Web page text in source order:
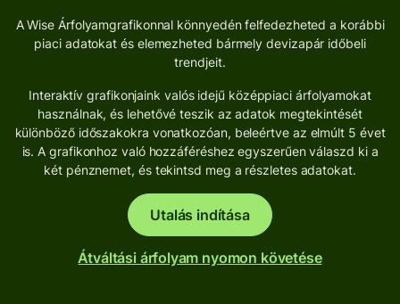
A Wise Árfolyamgrafikonnal könnyedén felfedezheted a korábbi
piaci adatokat és elemezheted bármely devizapár időbeli
trendjeit.
Interaktív grafikonjaink valós idejű középpiaci árfolyamokat
használnak, és lehetővé teszik az adatok megtekintését
különböző időszakokra vonatkozóan, beleértve az elmúlt 5 évet
is. A grafikonhoz való hozzáféréshez egyszerűen válaszd ki a
két pénznemet, és tekintsd meg a részletes adatokat.
Utalás indítása
Átváltási árfolyam nyomon követése